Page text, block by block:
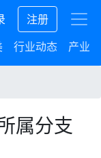
注册
行业动态 产业
属分支